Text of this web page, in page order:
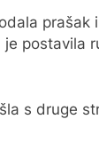
prašak
postavila
s druge